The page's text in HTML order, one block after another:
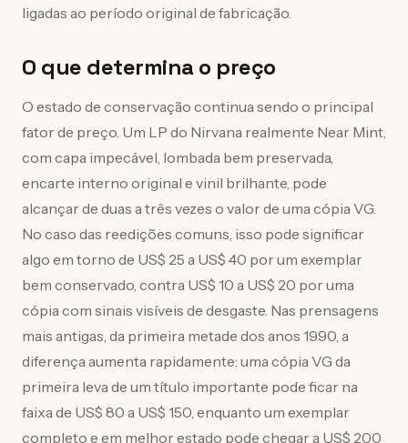
ligadas ao período original de fabricação.
O que determina o preço
O estado de conservação continua sendo o principal
fator de preço. Um LP do Nirvana realmente Near Mint,
com capa impecável, lombada bem preservada,
encarte interno original e vinil brilhante, pode
alcançar de duas a três vezes o valor de uma cópia VG.
No caso das reedições comuns, isso pode significar
algo em torno de US$ 25 a US$ 40 por um exemplar
bem conservado, contra US$ 10 a US$ 20 por uma
cópia com sinais visíveis de desgaste. Nas prensagens
mais antigas, da primeira metade dos anos 1990, a
diferença aumenta rapidamente: uma cópia VG da
primeira leva de um título importante pode ficar na
faixa de US$ 80 a US$ 150, enquanto um exemplar
completo e em melhor estado pode chegar a US$ 200